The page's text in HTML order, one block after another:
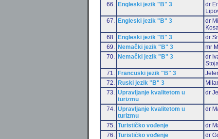
66.
Engleski jezik "B" 3
dr
67.
Engleski jezik "B" 3
dr
68.
Engleski jezik "B" 3
dr
69.
Nemački jezik "B" 3
mr
70.
Nemački jezik "B" 3
dr
71.
Francuski jezik "B" 3
72.
Ruski jezik "B" 3
73.
Upravljanje kvalitetom u
turizmu
dr
74.
Upravljanje kvalitetom u
turizmu
dr
75. Turističko vođenje
dr
76.
Turističko vođenje
dr